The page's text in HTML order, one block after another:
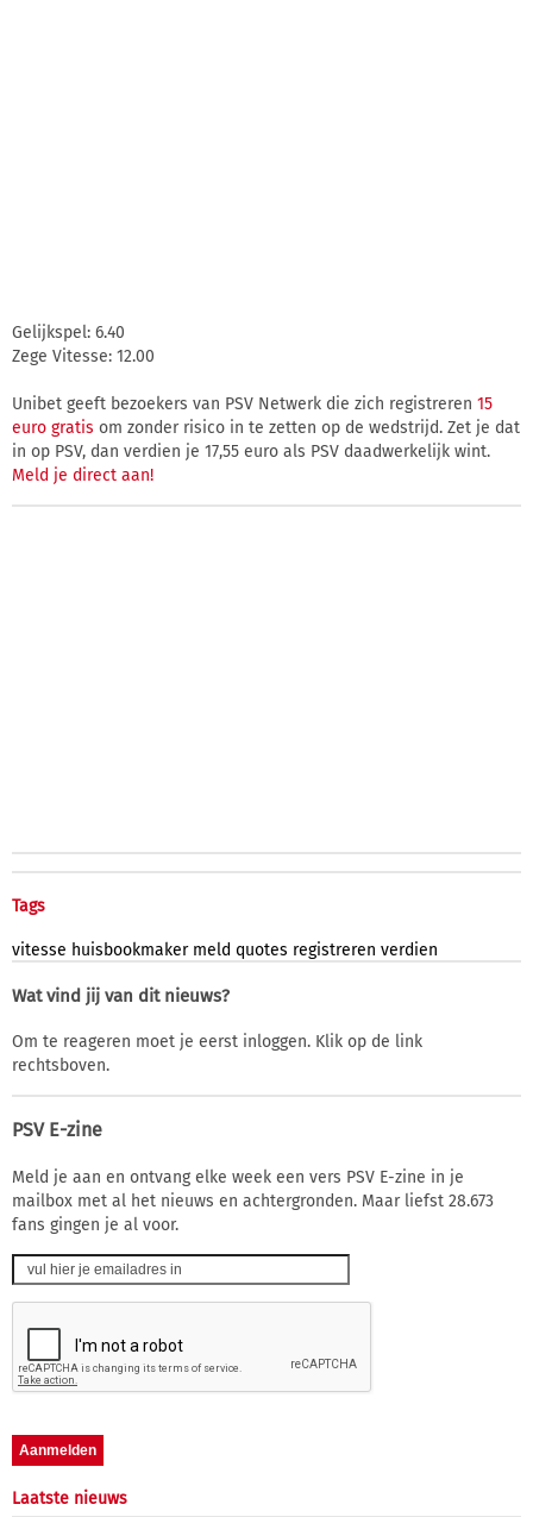
Gelijkspel: 6.40
Zege Vitesse: 12.00
Unibet geeft bezoekers van PSV Netwerk die zich registreren 15
euro gratis om zonder risico in te zetten op de wedstrijd. Zet je dat
in op PSV, dan verdien je 17,55 euro als PSV daadwerkelijk wint.
Meld je direct aan!
Tags
vitesse huisbookmaker meld quotes registreren verdien
Wat vind jij van dit nieuws?
Om te reageren moet je eerst inloggen. Klik op de link
rechtsboven.
PSV E-zine
Meld je aan en ontvang elke week een vers PSV E-zine in je
mailbox met al het nieuws en achtergronden. Maar liefst 28.673
fans gingen je al voor.
Laatste nieuws